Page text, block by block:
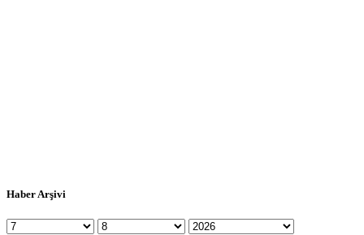
Haber Arşivi